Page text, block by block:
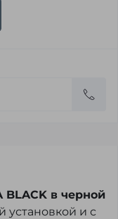
BLACK в черной
установкой и с